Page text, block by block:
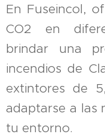
En Fuseincol,
CO2 en
brindar una
incendios de
extintores de
adaptarse a las
tu entorno.